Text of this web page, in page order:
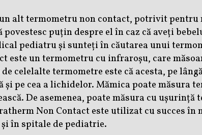
alt termometru non contact, potrivit pentru
povestesc puțin despre el în caz că aveți
pediatru și sunteți în căutarea unui
este un termometru cu infraroșu, care
celelalte termometre este că acesta, pe
și pe cea a lichidelor. Mămica poate
De asemenea, poate măsura cu
Non Contact este utilizat cu succes
în spitale de pediatrie.